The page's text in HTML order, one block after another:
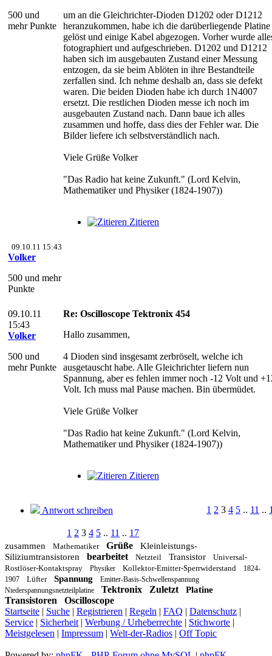
500 und
mehr Punkte
um an die Gleichrichter-Dioden D1202 oder D1212
heranzukommen, habe ich die darüberliegende Platine
gelöst und einige Kabel abgezogen. Vorher wurde
fotographiert und aufgeschrieben. D1202 und D1212
haben sich im ausgebauten Zustand einer Messung
entzogen, da sie beim Ablöten in ihre Bestandteile
zerfallen sind. Ich nehme deshalb an, dass sie defekt
waren. Die beiden Dioden habe ich durch 1N4007
ersetzt. Die restlichen Dioden messe ich noch im
ausgebauten Zustand nach. Dann baue ich alles
zusammen und hoffe, dass dies der Fehler war. Die
Bilder liefere ich selbstverständlich nach.
Viele Grüße Volker
"Das Radio hat keine Zukunft." (Lord Kelvin,
Mathematiker und Physiker (1824-1907))
Zitieren
09.10.11 15:43
Volker
500 und mehr
Punkte
09.10.11
15:43
Volker
500 und
mehr Punkte
Re: Oscilloscope Tektronix 454
Hallo zusammen,
4 Dioden sind insgesamt zerbröselt, welche ich
ausgetauscht habe. Alle Gleichrichter liefern nun
Spannung, aber es fehlen immer noch -12 Volt und
Volt. Ich muss mal Pause machen. Bin übermüdet.
Viele Grüße Volker
"Das Radio hat keine Zukunft." (Lord Kelvin,
Mathematiker und Physiker (1824-1907))
Zitieren
Antwort schreiben 1 2 3 4 5 .. 11 ..
1 2 3 4 5 .. 11 .. 17
zusammen Mathematiker Grüße
Kleinleistungs-
Siliziumtransistoren
bearbeitet Netzteil Transistor
Universal-
Rostlöser-Kontaktspray
Physiker Kollektor-Emitter-Sperrwiderstand
1824-
1907
Lüfter Spannung
Emitter-Basis-Schwellenspannung
Niederspannungsnetzteilplatine
Tektronix Zuletzt Platine
Transistoren
Oscilloscope
Startseite | Suche | Registrieren | Regeln | FAQ | Datenschutz |
Service | Sicherheit | Werbung / Urheberrechte | Stichworte |
Meistgelesen | Impressum | Welt-der-Radios | Off Topic